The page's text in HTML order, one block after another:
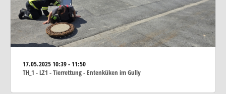
17.05.202510:39 - 11:50
TH_1 - LZ1 - Tierrettung - Entenküken im Gully